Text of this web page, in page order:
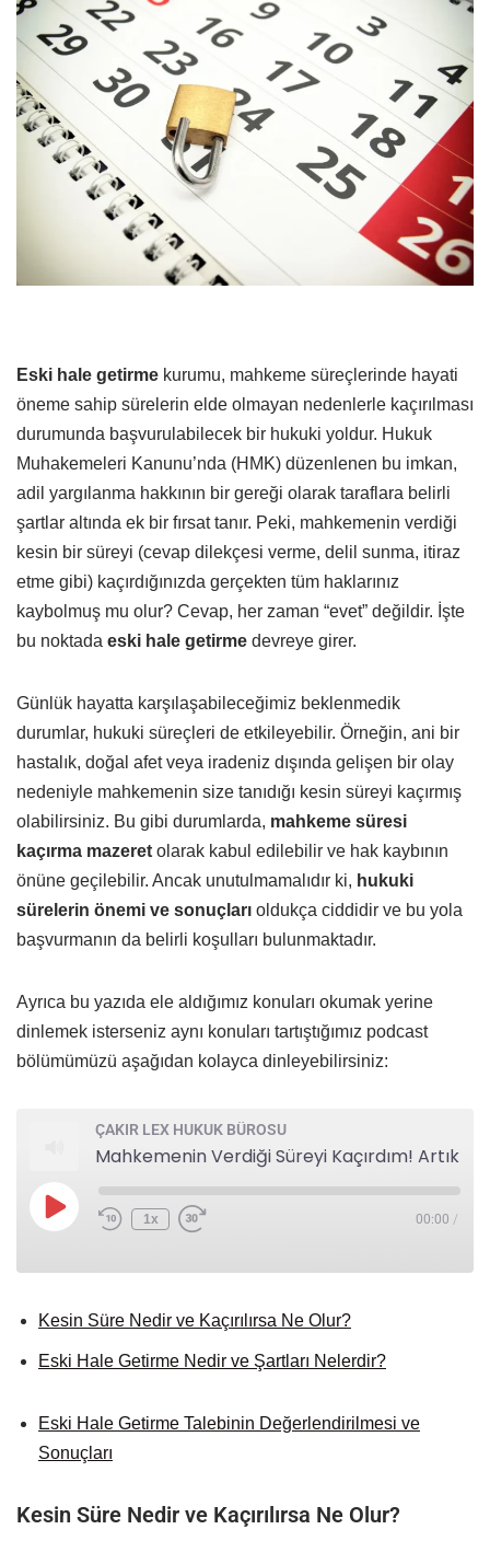
Eski hale getirme kurumu, mahkeme süreçlerinde hayati
öneme sahip sürelerin elde olmayan nedenlerle kaçırılması
durumunda başvurulabilecek bir hukuki yoldur. Hukuk
Muhakemeleri Kanunu’nda (HMK) düzenlenen bu imkan,
adil yargılanma hakkının bir gereği olarak taraflara belirli
şartlar altında ek bir fırsat tanır. Peki, mahkemenin verdiği
kesin bir süreyi (cevap dilekçesi verme, delil sunma, itiraz
etme gibi) kaçırdığınızda gerçekten tüm haklarınız
kaybolmuş mu olur? Cevap, her zaman “evet” değildir. İşte
bu noktada eski hale getirme devreye girer.
Günlük hayatta karşılaşabileceğimiz beklenmedik
durumlar, hukuki süreçleri de etkileyebilir. Örneğin, ani bir
hastalık, doğal afet veya iradeniz dışında gelişen bir olay
nedeniyle mahkemenin size tanıdığı kesin süreyi kaçırmış
olabilirsiniz. Bu gibi durumlarda, mahkeme süresi
kaçırma mazeret olarak kabul edilebilir ve hak kaybının
önüne geçilebilir. Ancak unutulmamalıdır ki, hukuki
sürelerin önemi ve sonuçları oldukça ciddidir ve bu yola
başvurmanın da belirli koşulları bulunmaktadır.
Ayrıca bu yazıda ele aldığımız konuları okumak yerine
dinlemek isterseniz aynı konuları tartıştığımız podcast
bölümümüzü aşağıdan kolayca dinleyebilirsiniz:
ÇAKIR LEX HUKUK BÜROSU
1x 00:00 /
Kesin Süre Nedir ve Kaçırılırsa Ne Olur?
Eski Hale Getirme Nedir ve Şartları Nelerdir?
Eski Hale Getirme Talebinin Değerlendirilmesi ve
Sonuçları
Kesin Süre Nedir ve Kaçırılırsa Ne Olur?